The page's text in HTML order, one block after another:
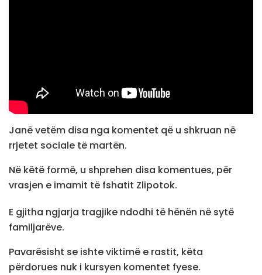
Janë vetëm disa nga komentet që u shkruan në
rrjetet sociale të martën.
Në këtë formë, u shprehen disa komentues, për
vrasjen e imamit të fshatit Zlipotok.
E gjitha ngjarja tragjike ndodhi të hënën në sytë
familjarëve.
Pavarësisht se ishte viktimë e rastit, këta
përdorues nuk i kursyen komentet fyese.